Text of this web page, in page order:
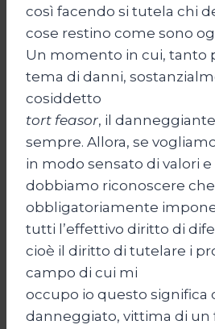
così facendo si tutela chi
cose restino come sono
Un momento in cui, tanto
tema di danni,
cosiddetto
tort feasor, il
sempre. Allora, se
in modo sensato di valori
dobbiamo riconoscere
obbligatoriamente
tutti l’effettivo diritto di
cioè il diritto di tutelare i
campo di cui mi
occupo io questo significa
danneggiato, vittima di un